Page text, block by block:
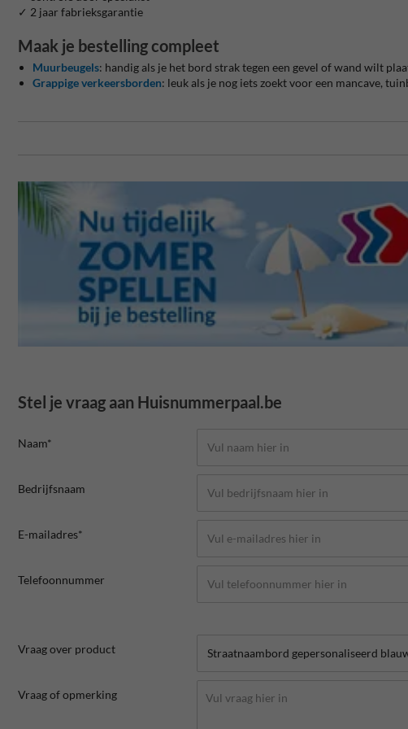
✓ 2 jaar fabrieksgarantie
Maak je bestelling compleet
Muurbeugels: handig als je het bord strak tegen een gevel of wand wilt
Grappige verkeersborden: leuk als je nog iets zoekt voor een mancave,
Stel je vraag aan Huisnummerpaal.be
Naam*
Bedrijfsnaam
E-mailadres*
Telefoonnummer
Vraag over product
Vraag of opmerking